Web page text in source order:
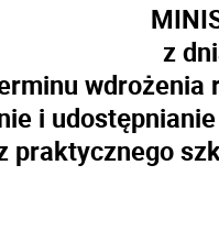
z
i
praktycznego